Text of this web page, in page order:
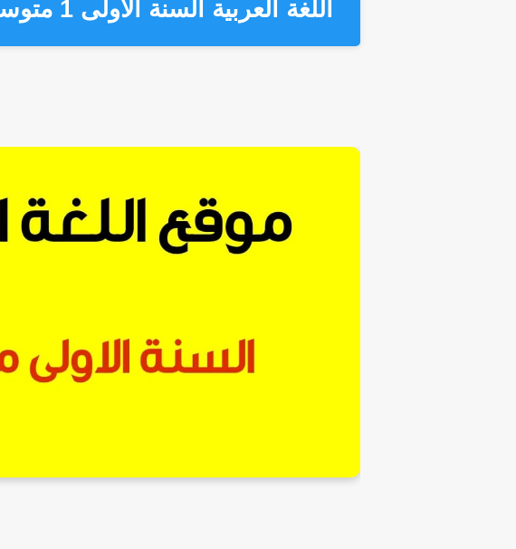
اللغة العربية السنة الاولى 1 متوسط الجيل الثاني